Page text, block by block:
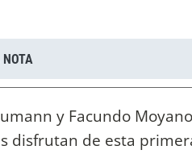
y Facundo
disfrutan de esta